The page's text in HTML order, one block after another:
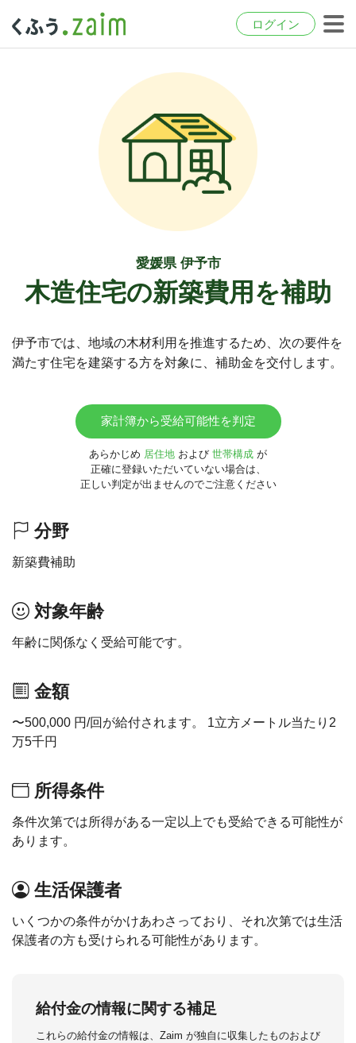
ログイン
愛媛県 伊予市
木造住宅の新築費用を補助
伊予市では、地域の木材利用を推進するため、次の要件を
満たす住宅を建築する方を対象に、補助金を交付します。
家計簿から受給可能性を判定
あらかじめ 居住地 および 世帯構成 が
正確に登録いただいていない場合は、
正しい判定が出ませんのでご注意ください
分野
新築費補助
対象年齢
年齢に関係なく受給可能です。
金額
〜500,000 円/回が給付されます。 1立方メートル当たり2
万5千円
所得条件
条件次第では所得がある一定以上でも受給できる可能性が
あります。
生活保護者
いくつかの条件がかけあわさっており、それ次第では生活
保護者の方も受けられる可能性があります。
給付金の情報に関する補足
これらの給付金の情報は、Zaim が独自に収集したものおよび